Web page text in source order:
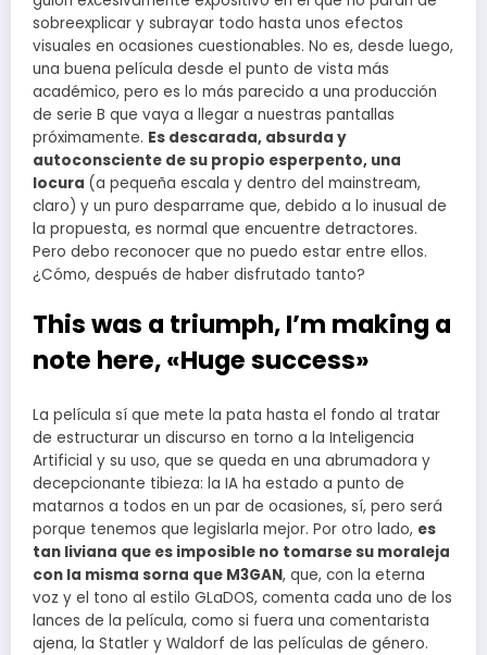
sobreexplicar y subrayar todo hasta unos efectos
visuales en ocasiones cuestionables. No es, desde luego,
una buena película desde el punto de vista más
académico, pero es lo más parecido a una producción
de serie B que vaya a llegar a nuestras pantallas
próximamente. Es descarada, absurda y
autoconsciente de su propio esperpento, una
locura (a pequeña escala y dentro del mainstream,
claro) y un puro desparrame que, debido a lo inusual de
la propuesta, es normal que encuentre detractores.
Pero debo reconocer que no puedo estar entre ellos.
¿Cómo, después de haber disfrutado tanto?
This was a triumph, I’m making a
note here, «Huge success»
La película sí que mete la pata hasta el fondo al tratar
de estructurar un discurso en torno a la Inteligencia
Artificial y su uso, que se queda en una abrumadora y
decepcionante tibieza: la IA ha estado a punto de
matarnos a todos en un par de ocasiones, sí, pero será
porque tenemos que legislarla mejor. Por otro lado, es
tan liviana que es imposible no tomarse su moraleja
con la misma sorna que M3GAN, que, con la eterna
voz y el tono al estilo GLaDOS, comenta cada uno de los
lances de la película, como si fuera una comentarista
ajena, la Statler y Waldorf de las películas de género.